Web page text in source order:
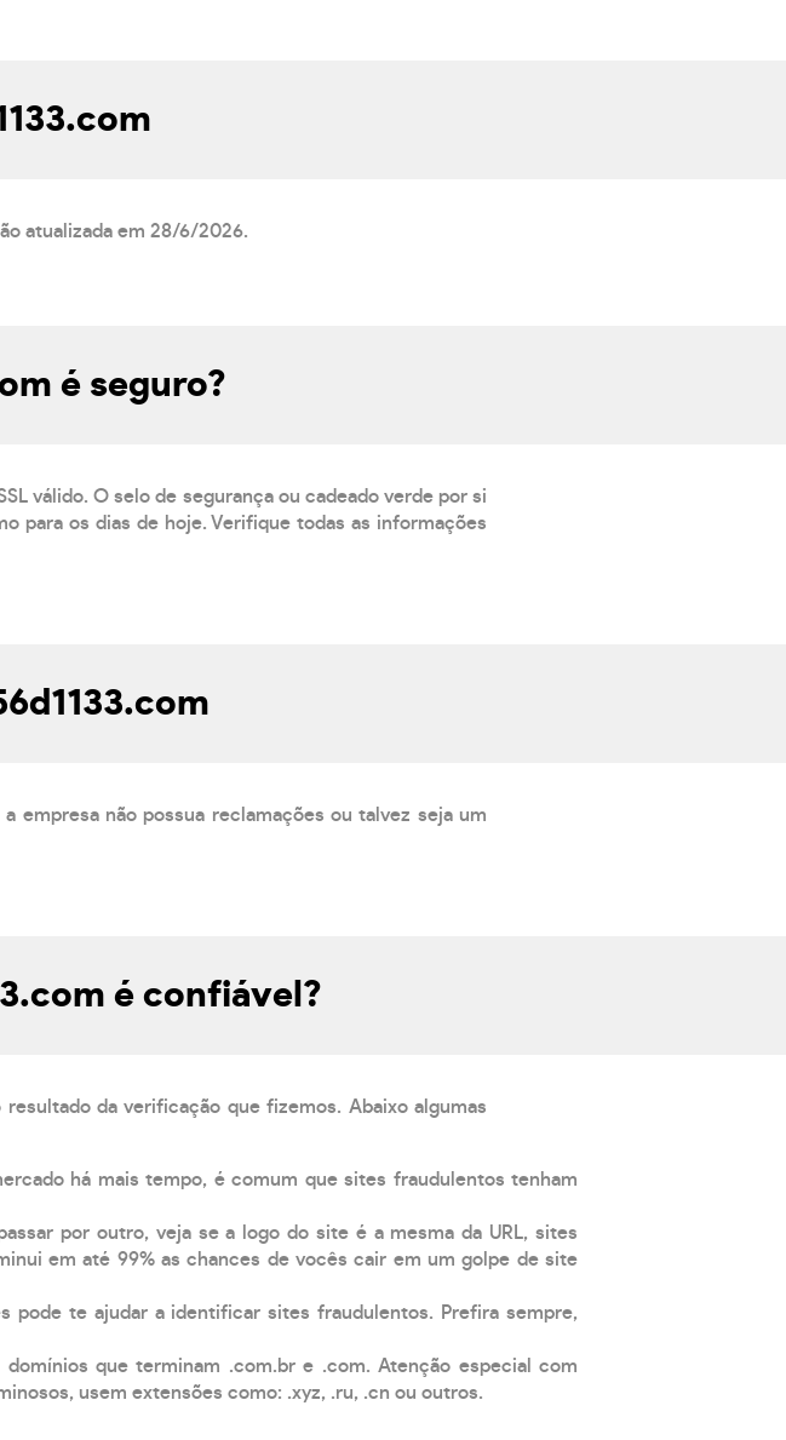
atualizada em 28/6/2026.
é seguro?
válido. O selo de segurança ou cadeado verde por si
para os dias de hoje. Verifique todas as informações
empresa não possua reclamações ou talvez seja um
é confiável?
da verificação que fizemos. Abaixo algumas
há mais tempo, é comum que sites fraudulentos tenham
por outro, veja se a logo do site é a mesma da URL, sites
em até 99% as chances de vocês cair em um golpe de site
pode te ajudar a identificar sites fraudulentos. Prefira sempre,
que terminam .com.br e .com. Atenção especial com
usem extensões como: .xyz, .ru, .cn ou outros.